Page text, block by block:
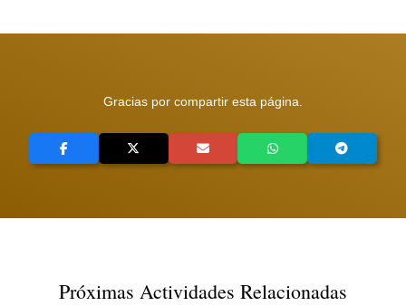
Gracias por compartir esta página.
Próximas Actividades Relacionadas